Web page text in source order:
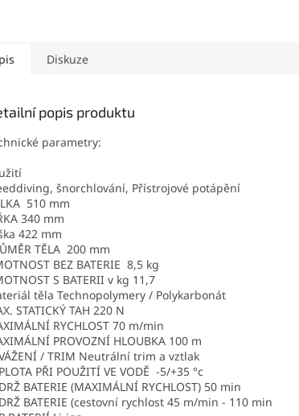
Diskuze
popis produktu
parametry:
šnorchlování, Přístrojové potápění
510 mm
340 mm
422 mm
TĚLA 200 mm
BEZ BATERIE 8,5 kg
S BATERII v kg 11,7
těla Technopolymery / Polykarbonát
STATICKÝ TAH 220 N
RYCHLOST 70 m/min
PROVOZNÍ HLOUBKA 100 m
/ TRIM Neutrální trim a vztlak
PŘI POUŽITÍ VE VODĚ -5/+35 °c
BATERIE (MAXIMÁLNÍ RYCHLOST) 50 min
BATERIE (cestovní rychlost 45 m/min - 110 min